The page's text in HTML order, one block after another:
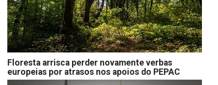
Floresta arrisca perder novamente verbas
europeias por atrasos nos apoios do PEPAC